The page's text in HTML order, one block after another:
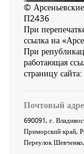
©
П2436
При
ссылка на
При
работающая
страницу сайта:
Почтовый
690091, г.
Приморский край,
Переулок Шевченко